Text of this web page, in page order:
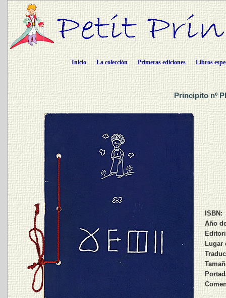
Inicio La colección Primeras ediciones Libros
Principito nº
ISBN:
Año
Lugar